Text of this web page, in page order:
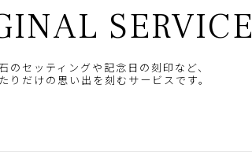
SERVICE
のセッティングや記念日の刻印など、
りだけの思い出を刻むサービスです。